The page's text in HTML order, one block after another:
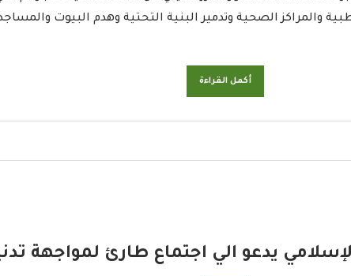
والمراكز الصحية وتدمير البنية التحتية وهدم البيوت
أكمل القراءة
يدعو الي اجتماع طارئ لمواجهة